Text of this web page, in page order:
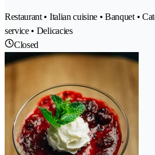
Restaurant • Italian cuisine • Banquet •
service • Delicacies
Closed